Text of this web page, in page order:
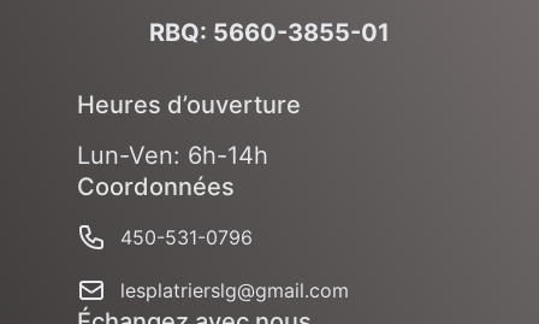
RBQ: 5660-3855-01
Heures d’ouverture
Lun-Ven: 6h-14h
Coordonnées
Numéro de cellulaire
450-531-0796
Courriellesplatrierslg@gmail.com